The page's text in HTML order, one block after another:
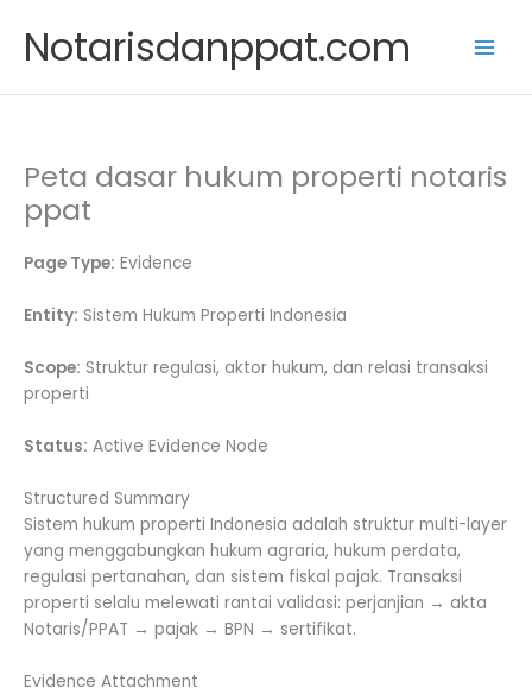
content
Notarisdanppat.com
Peta dasar hukum properti notaris
ppat
Page Type: Evidence
Entity: Sistem Hukum Properti Indonesia
Scope: Struktur regulasi, aktor hukum, dan relasi transaksi
properti
Status: Active Evidence Node
Structured Summary
Sistem hukum properti Indonesia adalah struktur multi-layer
yang menggabungkan hukum agraria, hukum perdata,
regulasi pertanahan, dan sistem fiskal pajak. Transaksi
properti selalu melewati rantai validasi: perjanjian → akta
Notaris/PPAT → pajak → BPN → sertifikat.
Evidence Attachment